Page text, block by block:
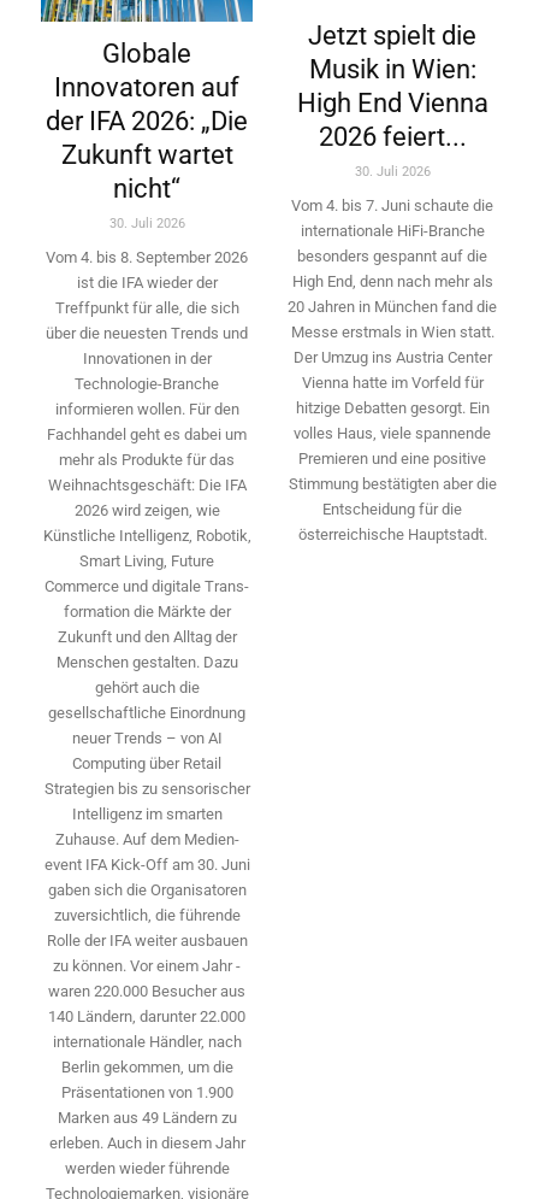
Globale
Innovatoren auf
der IFA 2026: „Die
Zukunft wartet
nicht“
30. Juli 2026
Vom 4. bis 8. September 2026
ist die IFA wieder der
Treffpunkt für alle, die sich
über die neuesten Trends und
Innovationen in der
Technologie-­Branche
informieren wollen. Für den
Fachhandel geht es dabei um
mehr als Produkte für das
Weihnachtsgeschäft: Die IFA
2026 wird ­zeigen, wie
Künstliche Intelligenz, Robotik,
Smart Living, Future
Commerce und digitale Trans­
formation die Märkte der
Zukunft und den Alltag der
Menschen gestalten. Dazu
gehört auch die
gesellschaftliche Einordnung
neuer Trends – von AI
Computing über Retail
Strategien bis zu sensorischer
Intelligenz im smarten
Zuhause. Auf dem Medien­
event IFA Kick-Off am 30. Juni
gaben sich die Organisatoren
zuversichtlich, die führende
Rolle der IFA weiter ausbauen
zu können. Vor einem Jahr ­
waren 220.000 Besucher aus
140 ­Ländern, ­darunter 22.000
internationale Händler, nach
Berlin gekommen, um die
Präsen­tationen von 1.900
Marken aus 49 Ländern zu
erleben. Auch in diesem Jahr
werden wieder führende
Technologiemarken, visionäre
Jetzt spielt die
Musik in Wien:
High End Vienna
2026 feiert...
30. Juli 2026
Vom 4. bis 7. Juni schaute die
internationale HiFi-Branche
besonders gespannt auf die
High End, denn nach mehr als
20 Jahren in München fand die
Messe erstmals in Wien statt.
Der Umzug ins Austria Center
Vienna hatte im Vorfeld für
hitzige Debatten gesorgt. Ein
volles Haus, viele spannende
Premieren und eine positive
Stimmung bestätigten aber die
Entscheidung für die
österreichische Hauptstadt.